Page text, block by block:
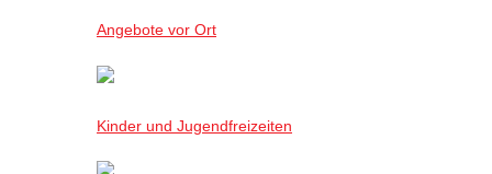
Angebote vor Ort
Kinder und Jugendfreizeiten